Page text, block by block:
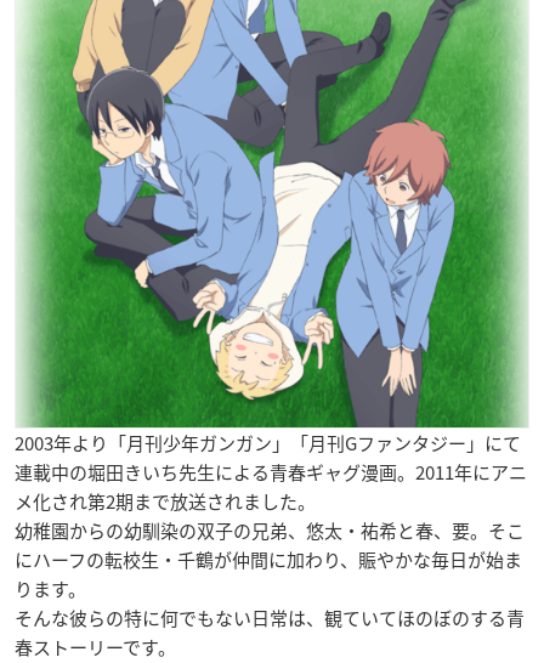
2003年より「月刊少年ガンガン」「月刊Gファンタジー」にて
連載中の堀田きいち先生による青春ギャグ漫画。2011年にアニ
メ化され第2期まで放送されました。
幼稚園からの幼馴染の双子の兄弟、悠太・祐希と春、要。そこ
にハーフの転校生・千鶴が仲間に加わり、賑やかな毎日が始ま
ります。
そんな彼らの特に何でもない日常は、観ていてほのぼのする青
春ストーリーです。